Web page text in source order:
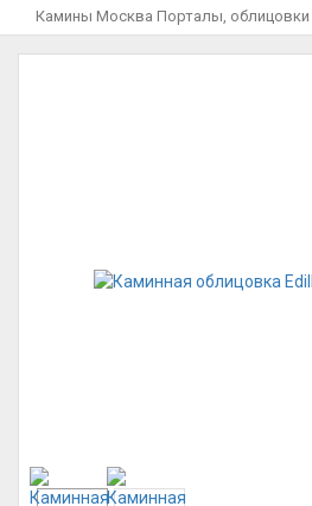
Камины Москва Порталы, облицовки